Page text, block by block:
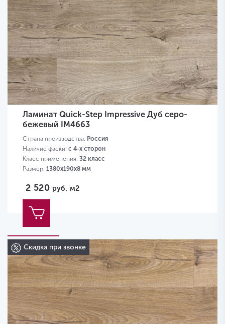
Ламинат Quick-Step Impressive Дуб серо-
бежевый IM4663
Страна производства: Россия
Наличие фаски: с 4-х сторон
Класс применения: 32 класс
Размер: 1380х190х8 мм
2 520 руб. м2
Скидка при звонке